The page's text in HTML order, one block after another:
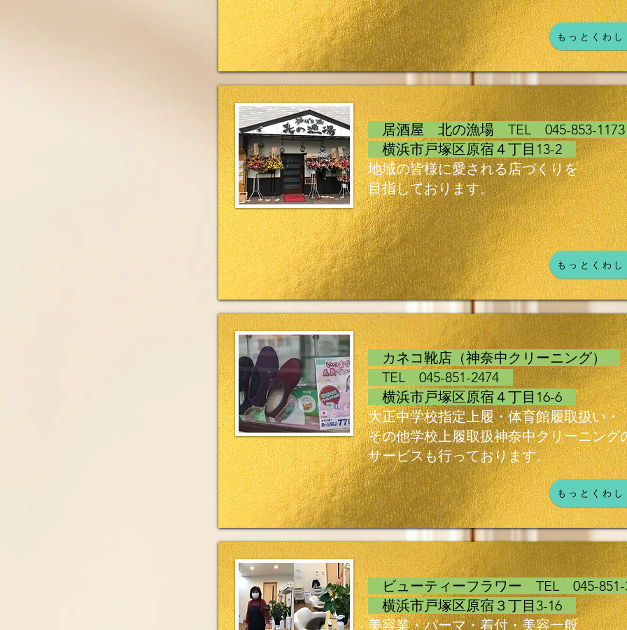
もっとくわ
居酒屋 北の漁場 TEL 045-853-
横浜市戸塚区原宿４丁目13-2
地域の皆様に愛される店づくりを
目指しております。
もっとくわ
カネコ靴店（神奈中クリーニング）
TEL 045-851-2474
横浜市戸塚区原宿４丁目16-6
大正中学校指定上履・体育館履取扱い・
その他学校上履取扱神奈中クリーニング
サービスも行っております。
もっとくわ
ビューティーフラワー TEL 045-
横浜市戸塚区原宿３丁目3-16
美容業・パーマ・着付・美容一般